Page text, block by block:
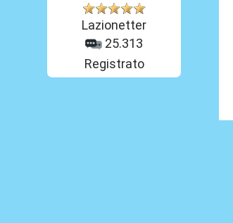
Lazionetter
25.313
Registrato